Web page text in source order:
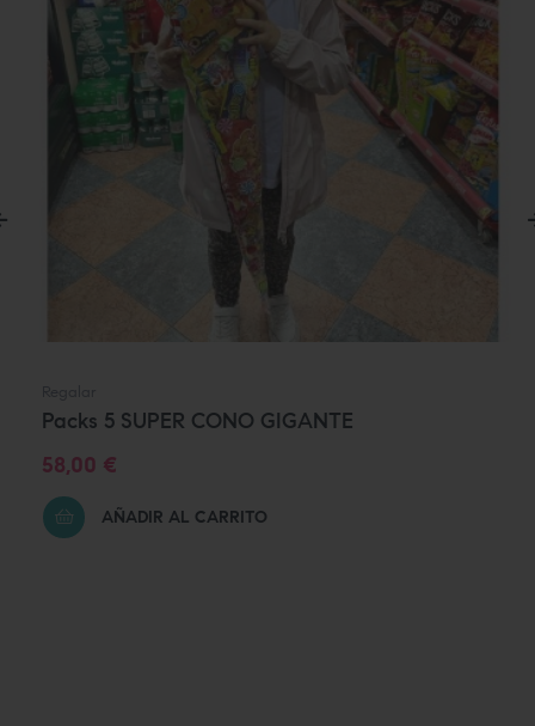
Packs 5 SUPER CONO GIGANTE
Precio
58,00 €
AÑADIR AL CARRITO